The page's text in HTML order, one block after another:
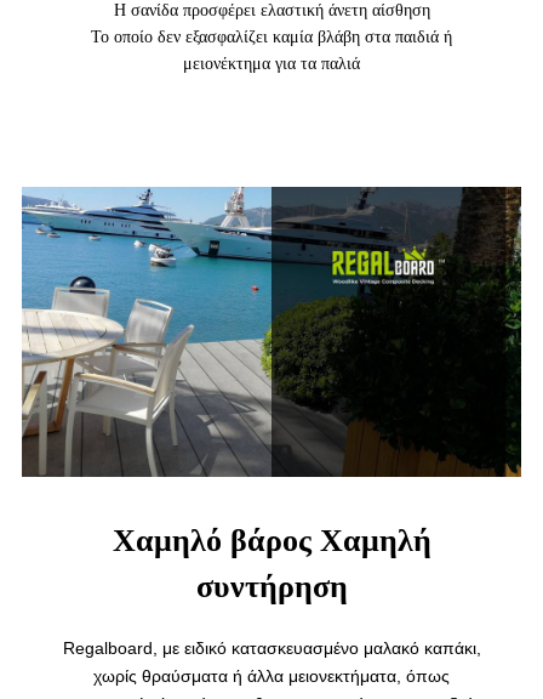
Η σανίδα προσφέρει ελαστική άνετη αίσθηση
Το οποίο δεν εξασφαλίζει καμία βλάβη στα παιδιά ή
μειονέκτημα για τα παλιά
Χαμηλό βάρος Χαμηλή
συντήρηση
Regalboard, με ειδικό κατασκευασμένο μαλακό καπάκι,
χωρίς θραύσματα ή άλλα μειονεκτήματα, όπως